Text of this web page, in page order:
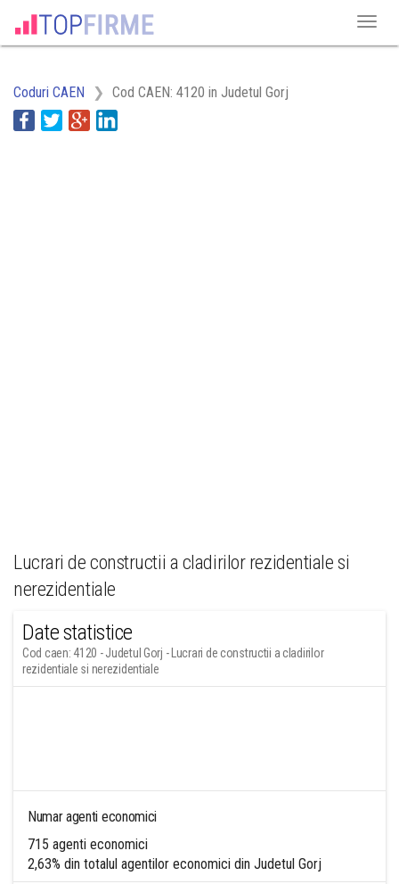
Coduri CAEN Cod CAEN: 4120 in Judetul Gorj
Lucrari de constructii a cladirilor rezidentiale si
nerezidentiale
Date statistice
Cod caen: 4120 - Judetul Gorj - Lucrari de constructii a cladirilor
rezidentiale si nerezidentiale
Numar agenti economici
715 agenti economici
2,63% din totalul agentilor economici din Judetul Gorj